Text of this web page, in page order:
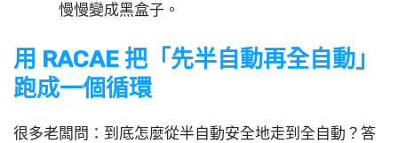
慢慢變成黑盒子。
用 RACAE 把「先半自動再全自動」
跑成一個循環
很多老闆問：到底怎麼從半自動安全地走到全自動？答